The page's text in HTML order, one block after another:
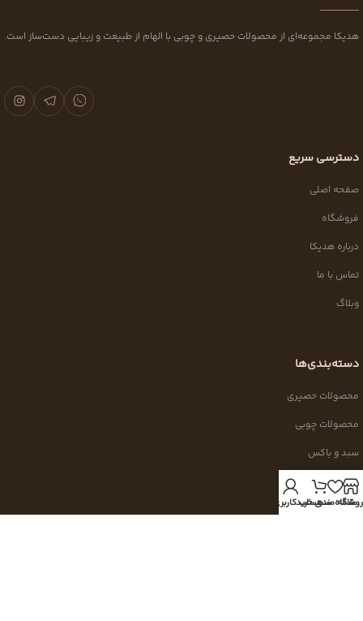
هدیکا مجموعه‌ای از محصولات حصیری و چوبی با الهام از طبیعت و زیبایی دست‌ساز است.
دسترسی سریع
صفحه اصلی
فروشگاه
درباره هدیکا
تماس با ما
وبلاگ
دسته‌بندی‌ها
محصولات حصیری
محصولات چوبی
سبد و باکس
دکوراتیو
محصولات جدید
علاقه مندیسبد خرید
حساب کاربری من